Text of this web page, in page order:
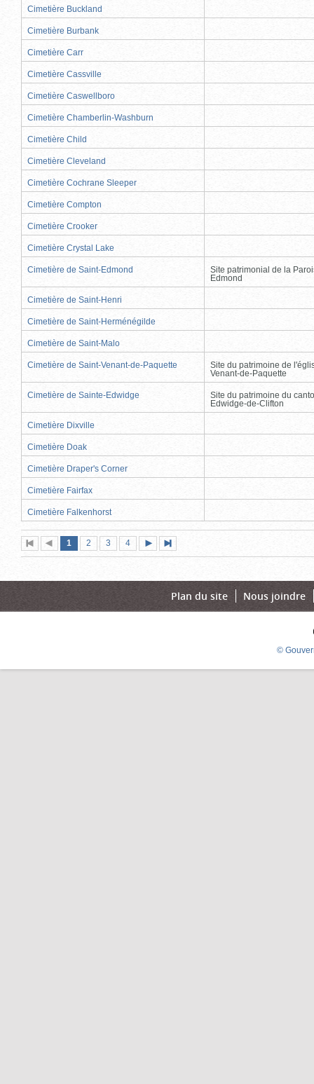
Cimetière Buckland
Cimetière Burbank
Cimetière Carr
Cimetière Cassville
Cimetière Caswellboro
Cimetière Chamberlin-Washburn
Cimetière Child
Cimetière Cleveland
Cimetière Cochrane Sleeper
Cimetière Compton
Cimetière Crooker
Cimetière Crystal Lake
Cimetière de Saint-Edmond
Site patrimonial de la
Edmond
Cimetière de Saint-Henri
Cimetière de Saint-Herménégilde
Cimetière de Saint-Malo
Cimetière de Saint-Venant-de-Paquette
Site du patrimoine de
Venant-de-Paquette
Cimetière de Sainte-Edwidge
Site du patrimoine du
Edwidge-de-Clifton
Cimetière Dixville
Cimetière Doak
Cimetière Draper's Corner
Cimetière Fairfax
Cimetière Falkenhorst
Première
page
Page
précédente
Page
1 (page
actuelle)
Page
2 Page
3 Page
4
suivante
page
Plan du site Nous joindre
©